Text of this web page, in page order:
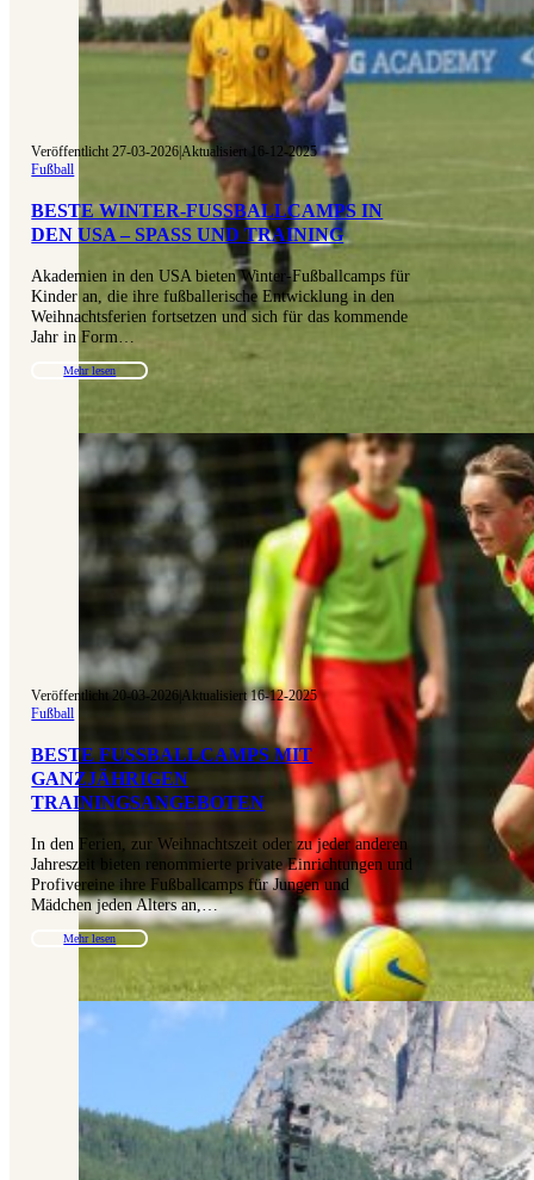
Veröffentlicht 27-03-2026|Aktualisiert 16-12-2025
Fußball
BESTE WINTER-FUSSBALLCAMPS IN D
EN USA – SPASS UND TRAINING
Akademien in den USA bieten Winter-Fußballcamps für
Kinder an, die ihre fußballerische Entwicklung in den
Weihnachtsferien fortsetzen und sich für das kommende
Jahr in Form…
Mehr lesen
Veröffentlicht 20-03-2026|Aktualisiert 16-12-2025
Fußball
BESTE FUSSBALLCAMPS MIT G
ANZJÄHRIGEN T
RAININGSANGEBOTEN
In den Ferien, zur Weihnachtszeit oder zu jeder anderen
Jahreszeit bieten renommierte private Einrichtungen und
Profivereine ihre Fußballcamps für Jungen und
Mädchen jeden Alters an,…
Mehr lesen